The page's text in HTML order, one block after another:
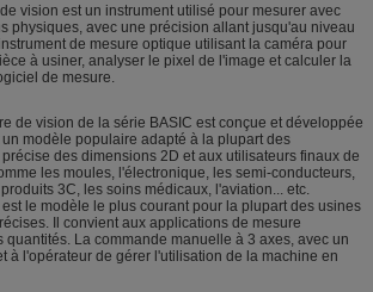
vision est un instrument utilisé pour mesurer avec
physiques, avec une précision allant jusqu'au niveau
de mesure optique utilisant la caméra pour
à usiner, analyser le pixel de l'image et calculer la
de mesure.
de vision de la série BASIC est conçue et développée
un modèle populaire adapté à la plupart des
des dimensions 2D et aux utilisateurs finaux de
les moules, l'électronique, les semi-conducteurs,
3C, les soins médicaux, l'aviation... etc.
le modèle le plus courant pour la plupart des usines
Il convient aux applications de mesure
quantités. La commande manuelle à 3 axes, avec un
à l'opérateur de gérer l'utilisation de la machine en